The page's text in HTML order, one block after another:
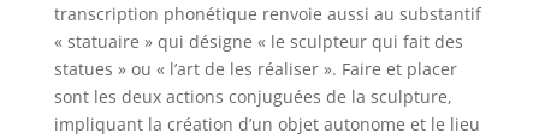
transcription phonétique renvoie aussi au substantif
« statuaire » qui désigne « le sculpteur qui fait des
statues » ou « l’art de les réaliser ». Faire et placer
sont les deux actions conjuguées de la sculpture,
impliquant la création d’un objet autonome et le lieu